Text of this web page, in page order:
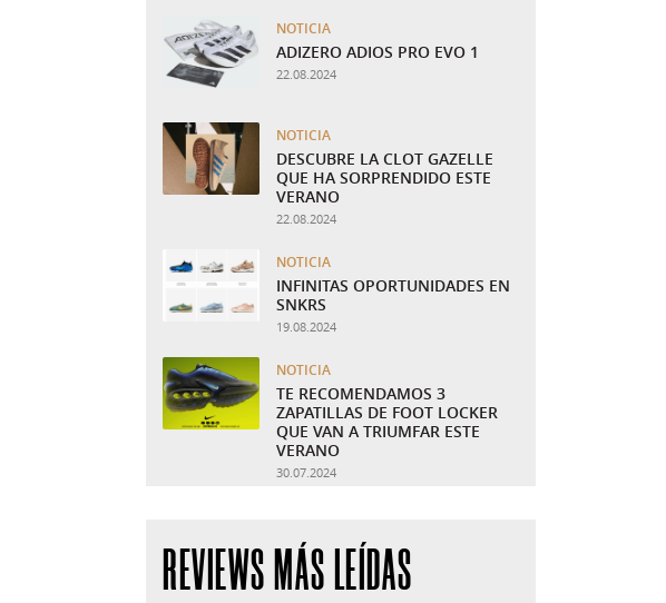
NOTICIA
ADIZERO ADIOS PRO EVO 1
22.08.2024
NOTICIA
DESCUBRE LA CLOT GAZELLE
QUE HA SORPRENDIDO ESTE
VERANO
22.08.2024
NOTICIA
INFINITAS OPORTUNIDADES EN
SNKRS
19.08.2024
NOTICIA
TE RECOMENDAMOS 3
ZAPATILLAS DE FOOT LOCKER
QUE VAN A TRIUMFAR ESTE
VERANO
30.07.2024
REVIEWS MÁS LEÍDAS